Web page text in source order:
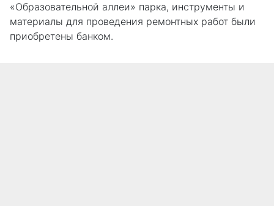
«Образовательной аллеи» парка, инструменты и
материалы для проведения ремонтных работ были
приобретены банком.